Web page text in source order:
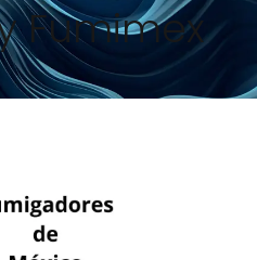
Fumimex